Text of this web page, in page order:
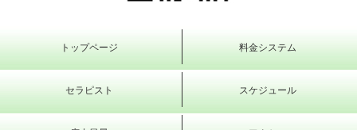
トップページ 料金システム
セラピスト スケジュール